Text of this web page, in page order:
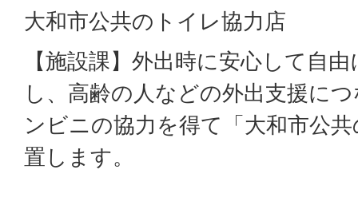
大和市公共のトイレ協力店
【施設課】外出時に安心して自
し、高齢の人などの外出支援に
ンビニの協力を得て「大和市公
置します。